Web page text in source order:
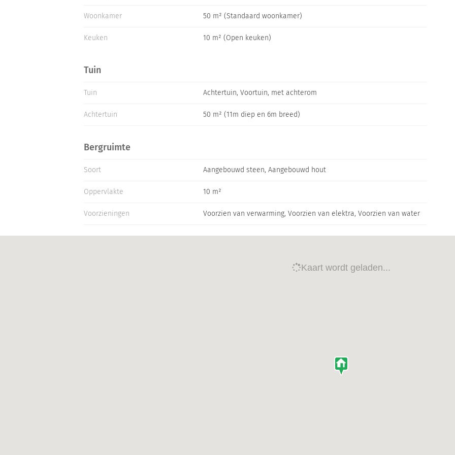
Woonkamer 50 m² (Standaard woonkamer)
Keuken 10 m² (Open keuken)
Tuin
Tuin Achtertuin, Voortuin, met achterom
Achtertuin 50 m² (11m diep en 6m breed)
Bergruimte
Soort Aangebouwd steen, Aangebouwd hout
Oppervlakte 10 m²
Voorzieningen Voorzien van verwarming, Voorzien van elektra, Voorzien van water